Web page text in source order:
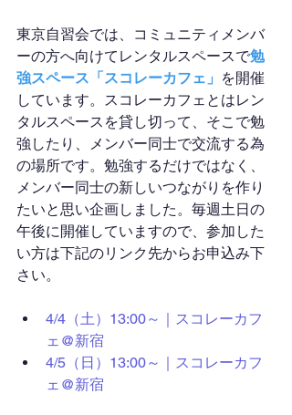
東京自習会では、コミュニティメンバ
ーの方へ向けてレンタルスペースで勉
強スペース「スコレーカフェ」 を開催
しています。スコレーカフェとはレン
タルスペースを貸し切って、そこで勉
強したり、メンバー同士で交流する為
の場所です。勉強するだけではなく、
メンバー同士の新しいつながりを作り
たいと思い企画しました。毎週土日の
午後に開催していますので、参加した
い方は下記のリンク先からお申込み下
さい。
4/4（土）13:00～｜スコレーカフ
ェ@新宿
4/5（日）13:00～｜スコレーカフ
ェ@新宿